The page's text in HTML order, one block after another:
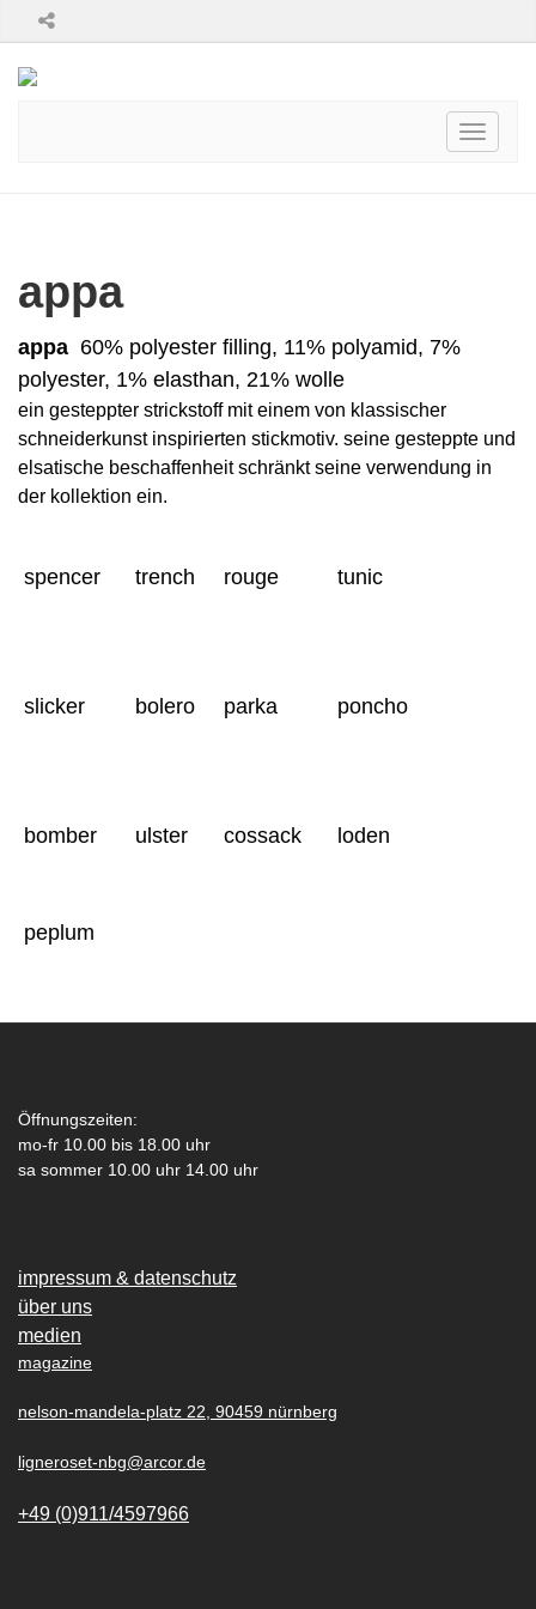
Toggle
appa
appa 60% polyester filling, 11% polyamid, 7%
polyester, 1% elasthan, 21% wolle
ein gesteppter strickstoff mit einem von klassischer
schneiderkunst inspirierten stickmotiv. seine gesteppte und
elsatische beschaffenheit schränkt seine verwendung in
der kollektion ein.
spencer trench rouge tunic
slicker bolero parka poncho
bomber ulster cossack loden
peplum
Öffnungszeiten:
mo-fr 10.00 bis 18.00 uhr
sa sommer 10.00 uhr 14.00 uhr
impressum & datenschutz
über uns
medien
magazine
nelson-mandela-platz 22, 90459 nürnberg
ligneroset-nbg@arcor.de
+49 (0)911/4597966